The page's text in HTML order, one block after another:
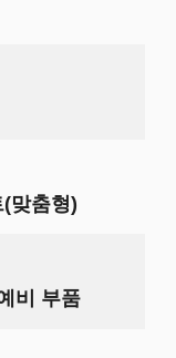
맞춤형)
비 부품